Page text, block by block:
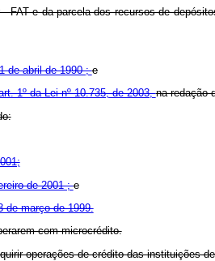
FAT e da parcela dos recursos de
de abril de 1990 ;e
1º da Lei nº 10.735, de 2003,na redação
de 2001 ;e
de março de 1999.
com microcrédito.
operações de crédito das instituições